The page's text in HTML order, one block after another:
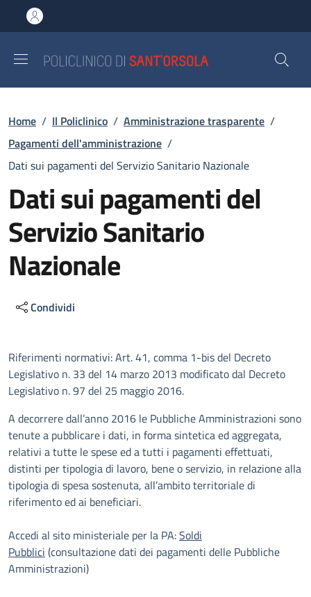
al contenuto principale
to footer content
Briciole di pane
Home / Il Policlinico / Amministrazione trasparente /
Pagamenti dell'amministrazione /
Dati sui pagamenti del Servizio Sanitario Nazionale
Dati sui pagamenti del
Servizio Sanitario
Nazionale
Condividi
Descrizione
Riferimenti normativi: Art. 41, comma 1-bis del Decreto
Legislativo n. 33 del 14 marzo 2013 modificato dal Decreto
Legislativo n. 97 del 25 maggio 2016.
A decorrere dall’anno 2016 le Pubbliche Amministrazioni sono
tenute a pubblicare i dati, in forma sintetica ed aggregata,
relativi a tutte le spese ed a tutti i pagamenti effettuati,
distinti per tipologia di lavoro, bene o servizio, in relazione alla
tipologia di spesa sostenuta, all’ambito territoriale di
riferimento ed ai beneficiari.
Accedi al sito ministeriale per la PA:Soldi
Pubblici (consultazione dati dei pagamenti delle Pubbliche
Amministrazioni)